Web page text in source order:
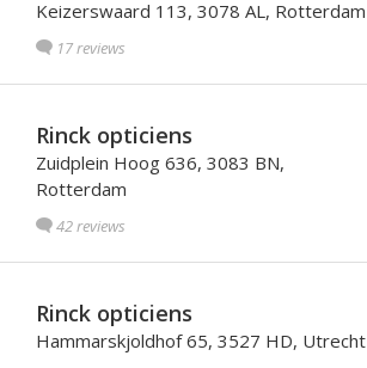
Keizerswaard 113, 3078 AL, Rotterdam
17 reviews
Rinck opticiens
Zuidplein Hoog 636, 3083 BN,
Rotterdam
42 reviews
Rinck opticiens
Hammarskjoldhof 65, 3527 HD, Utrecht